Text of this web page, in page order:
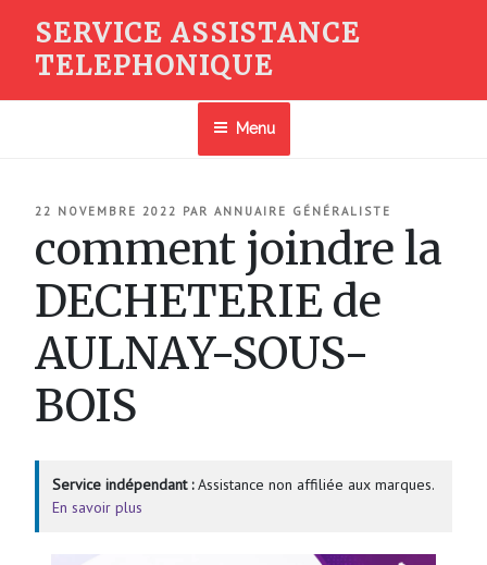
contenu
SERVICE ASSISTANCE
TELEPHONIQUE
Menu
PUBLIÉ
22 NOVEMBRE 2022 PAR ANNUAIRE GÉNÉRALISTE
comment joindre la
DECHETERIE de
AULNAY-SOUS-
BOIS
Service indépendant :Assistance non affiliée aux marques.
En savoir plus